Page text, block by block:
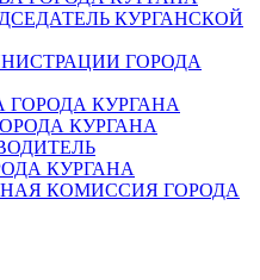
КУРГАНСКОЙ
ГОРОДА
ГОРОДА КУРГАНА
КУРГАНА
КУРГАНА
КОМИССИЯ ГОРОДА